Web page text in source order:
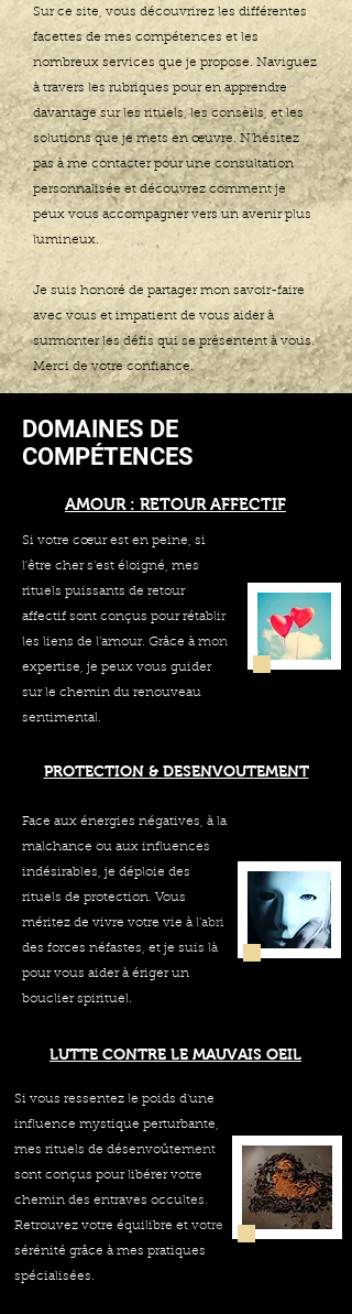
Sur ce site, vous découvrirez les différentes
facettes de mes compétences et les
nombreux services que je propose. Naviguez
à travers les rubriques pour en apprendre
davantage sur les rituels, les conseils, et les
solutions que je mets en œuvre. N'hésitez
pas à me contacter pour une consultation
personnalisée et découvrez comment je
peux vous accompagner vers un avenir plus
lumineux.
Je suis honoré de partager mon savoir-faire
avec vous et impatient de vous aider à
surmonter les défis qui se présentent à vous.
Merci de votre confiance.
DOMAINES DE
COMPÉTENCES
AMOUR : RETOUR AFFECTIF
Si votre cœur est en peine, si
l'être cher s'est éloigné, mes
rituels puissants de retour
affectif sont conçus pour rétablir
les liens de l'amour. Grâce à mon
expertise, je peux vous guider
sur le chemin du renouveau
sentimental.
PROTECTION & DESENVOUTEMENT
Face aux énergies négatives, à la
malchance ou aux influences
indésirables, je déploie des
rituels de protection. Vous
méritez de vivre votre vie à l'abri
des forces néfastes, et je suis là
pour vous aider à ériger un
bouclier spirituel.
LUTTE CONTRE LE MAUVAIS OEIL
Si vous ressentez le poids d'une
influence mystique perturbante,
mes rituels de désenvoûtement
sont conçus pour libérer votre
chemin des entraves occultes.
Retrouvez votre équilibre et votre
sérénité grâce à mes pratiques
spécialisées.